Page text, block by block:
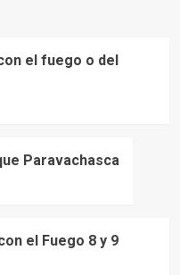
el fuego o del
Paravachasca
el Fuego 8 y 9